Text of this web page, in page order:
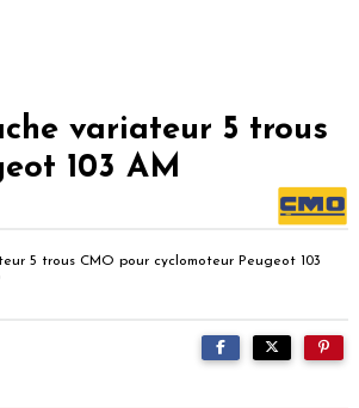
variateur 5 trous
103 AM
5 trous CMO pour cyclomoteur Peugeot 103